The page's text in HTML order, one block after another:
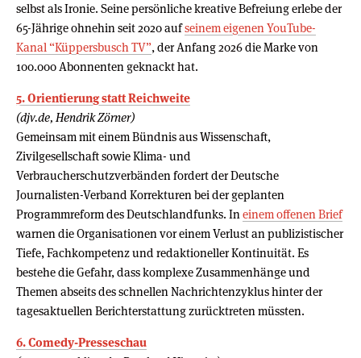
selbst als Ironie. Seine persönliche kreative Befreiung erlebe der
65-Jährige ohnehin seit 2020 aufseinem eigenen YouTube-
Kanal “Küppersbusch TV”, der Anfang 2026 die Marke von
100.000 Abonnenten geknackt hat.
5. Orientierung statt Reichweite
(djv.de, Hendrik Zörner)
Gemeinsam mit einem Bündnis aus Wissenschaft,
Zivilgesellschaft sowie Klima- und
Verbraucherschutzverbänden fordert der Deutsche
Journalisten-Verband Korrekturen bei der geplanten
Programmreform des Deutschlandfunks. Ineinem offenen Brief
warnen die Organisationen vor einem Verlust an publizistischer
Tiefe, Fachkompetenz und redaktioneller Kontinuität. Es
bestehe die Gefahr, dass komplexe Zusammenhänge und
Themen abseits des schnellen Nachrichtenzyklus hinter der
tagesaktuellen Berichterstattung zurücktreten müssten.
6. Comedy-Presseschau